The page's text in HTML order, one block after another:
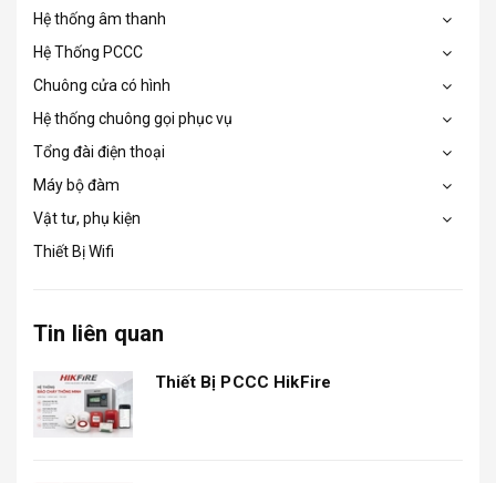
Hệ thống âm thanh
Hệ Thống PCCC
Chuông cửa có hình
Hệ thống chuông gọi phục vụ
Tổng đài điện thoại
Máy bộ đàm
Vật tư, phụ kiện
Thiết Bị Wifi
Tin liên quan
Thiết Bị PCCC HikFire